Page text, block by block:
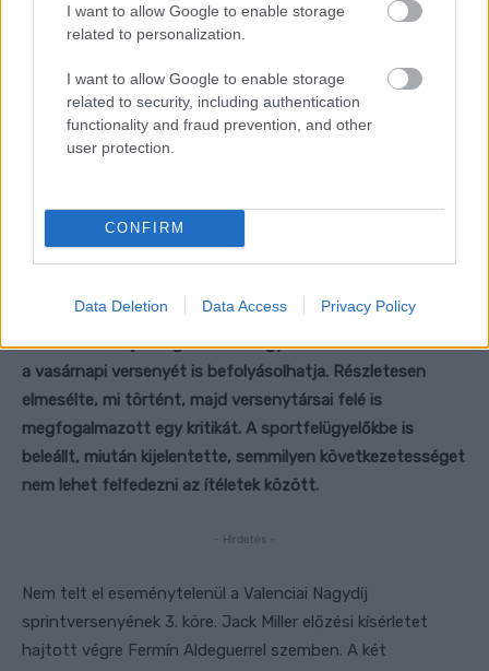
I want to allow Google to enable storage
related to personalization.
I want to allow Google to enable storage
related to security, including authentication
functionality and fraud prevention, and other
user protection.
CONFIRM
Data Deletion Data Access Privacy Policy